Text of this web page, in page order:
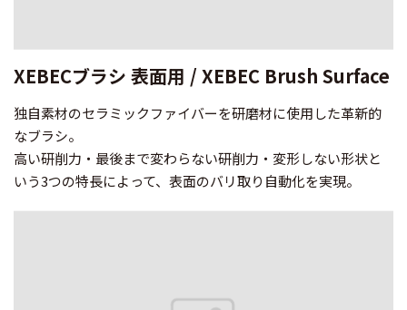
XEBECブラシ 表面用 / XEBEC Brush Surface
独自素材のセラミックファイバーを研磨材に使用した革新的
なブラシ。
高い研削力・最後まで変わらない研削力・変形しない形状と
いう3つの特長によって、表面のバリ取り自動化を実現。